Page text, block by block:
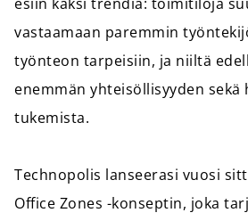
vastaamaan paremmin
työnteon tarpeisiin, ja niiltä
enemmän yhteisöllisyyden sekä
tukemista.
Technopolis lanseerasi vuosi
Office Zones -konseptin, joka